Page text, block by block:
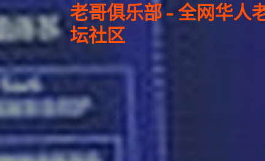
老哥俱乐部 - 全网华人
坛社区